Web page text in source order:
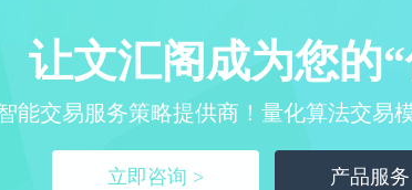
让文汇阁成为您的
能交易服务策略提供商！量化算法交易
立即咨询 > 产品服